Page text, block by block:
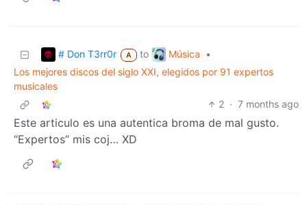
# Don T3rr0r A to Música
•
Los mejores discos del siglo XXI, elegidos por 91 expertos
musicales
2 · 7 months ago
Este articulo es una autentica broma de mal gusto.
“Expertos” mis coj… XD